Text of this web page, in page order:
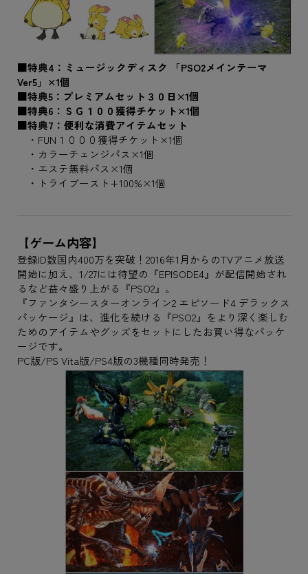
■特典4：ミュージックディスク 「PSO2メインテーマ
Ver5」×1個
■特典5：プレミアムセット３０日×1個
■特典6：ＳＧ１００獲得チケット×1個
■特典7：便利な消費アイテムセット
・FUN１０００獲得チケット×1個
・カラーチェンジパス×1個
・エステ無料パス×1個
・トライブースト+100%×1個
【ゲーム内容】
登録ID数国内400万を突破！2016年1月からのTVアニメ放送
開始に加え、1/27には待望の『EPISODE4』が配信開始され
るなど益々盛り上がる『PSO2』。
『ファンタシースターオンライン2 エピソード4 デラックス
パッケージ』は、進化を続ける『PSO2』をより深く楽しむ
ためのアイテムやグッズをセットにしたお買い得なパッケ
ージです。
PC版/PS Vita版/PS4版の3機種同時発売！